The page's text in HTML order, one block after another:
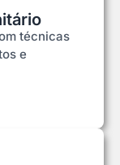
técnicas
e